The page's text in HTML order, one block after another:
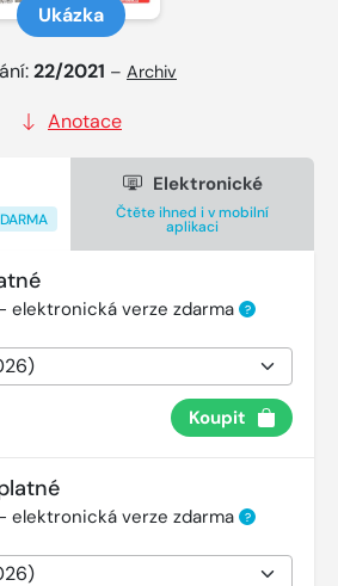
Ukázka
22/2021 – Archiv
Anotace
Elektronické
Čtěte ihned i v mobilní
aplikaci
elektronická verze zdarma ?
Koupit
elektronická verze zdarma ?